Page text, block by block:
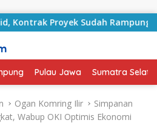
Proyek Sudah Rampung
Pulau Jawa Sumatra
Ogan Komring Ilir
Simpanan
Wabup OKI Optimis Ekonomi